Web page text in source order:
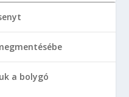
a bolygó